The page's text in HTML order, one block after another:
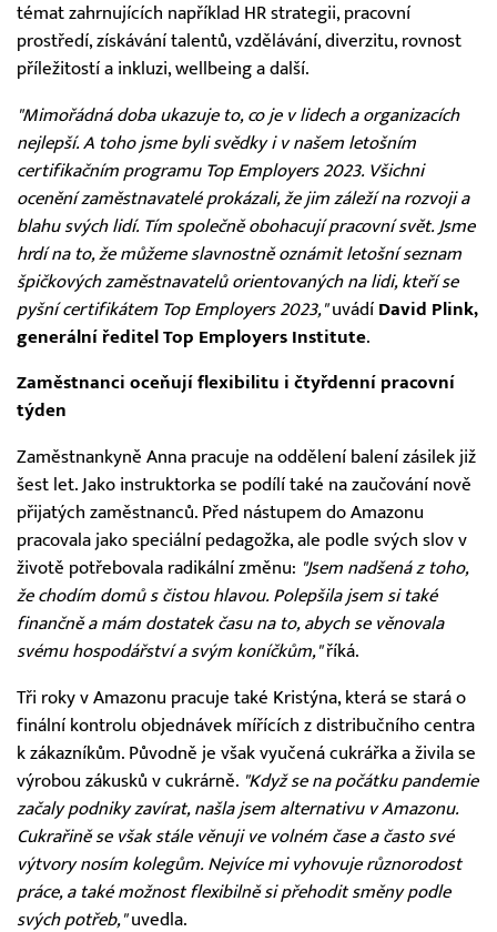
témat zahrnujících například HR strategii, pracovní
prostředí, získávání talentů, vzdělávání, diverzitu, rovnost
příležitostí a inkluzi, wellbeing a další.
"Mimořádná doba ukazuje to, co je v lidech a organizacích
nejlepší. A toho jsme byli svědky i v našem letošním
certifikačním programu Top Employers 2023. Všichni
ocenění zaměstnavatelé prokázali, že jim záleží na rozvoji a
blahu svých lidí. Tím společně obohacují pracovní svět. Jsme
hrdí na to, že můžeme slavnostně oznámit letošní seznam
špičkových zaměstnavatelů orientovaných na lidi, kteří se
pyšní certifikátem Top Employers 2023,"uvádí David Plink,
generální ředitel Top Employers Institute.
Zaměstnanci oceňují flexibilitu i čtyřdenní pracovní
týden
Zaměstnankyně Anna pracuje na oddělení balení zásilek již
šest let. Jako instruktorka se podílí také na zaučování nově
přijatých zaměstnanců. Před nástupem do Amazonu
pracovala jako speciální pedagožka, ale podle svých slov v
životě potřebovala radikální změnu: "Jsem nadšená z toho,
že chodím domů s čistou hlavou. Polepšila jsem si také
finančně a mám dostatek času na to, abych se věnovala
svému hospodářství a svým koníčkům,"říká.
Tři roky v Amazonu pracuje také Kristýna, která se stará o
finální kontrolu objednávek mířících z distribučního centra
k zákazníkům. Původně je však vyučená cukrářka a živila se
výrobou zákusků v cukrárně. "Když se na počátku pandemie
začaly podniky zavírat, našla jsem alternativu v Amazonu.
Cukrařině se však stále věnuji ve volném čase a často své
výtvory nosím kolegům. Nejvíce mi vyhovuje různorodost
práce, a také možnost flexibilně si přehodit směny podle
svých potřeb,"uvedla.